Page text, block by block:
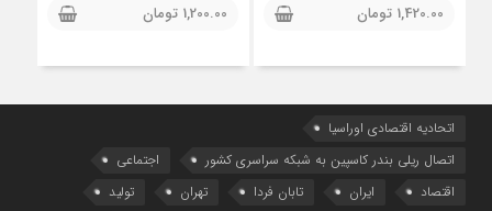
1,420.00 تومان 1,200.00 تومان
اتحادیه اقتصادی اوراسیا
اتصال ریلی بندر کاسپین به شبکه سراسری کشور
اجتماعی
اقتصاد
ایران تابان فردا تهران
تولید